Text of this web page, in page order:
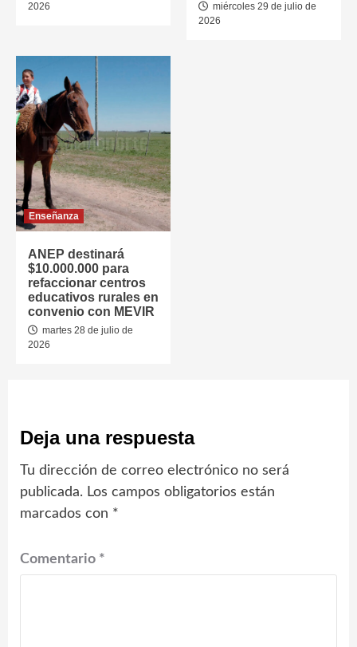
2026
miércoles 29 de julio de
2026
Enseñanza
ANEP destinará
$10.000.000 para
refaccionar centros
educativos rurales en
convenio con MEVIR
martes 28 de julio de
2026
Deja una respuesta
Tu dirección de correo electrónico no será
publicada. Los campos obligatorios están
marcados con *
Comentario *